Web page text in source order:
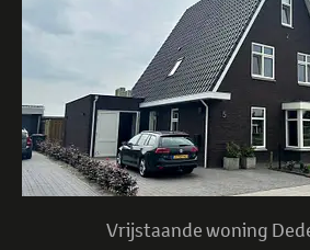
Vrijstaande woning